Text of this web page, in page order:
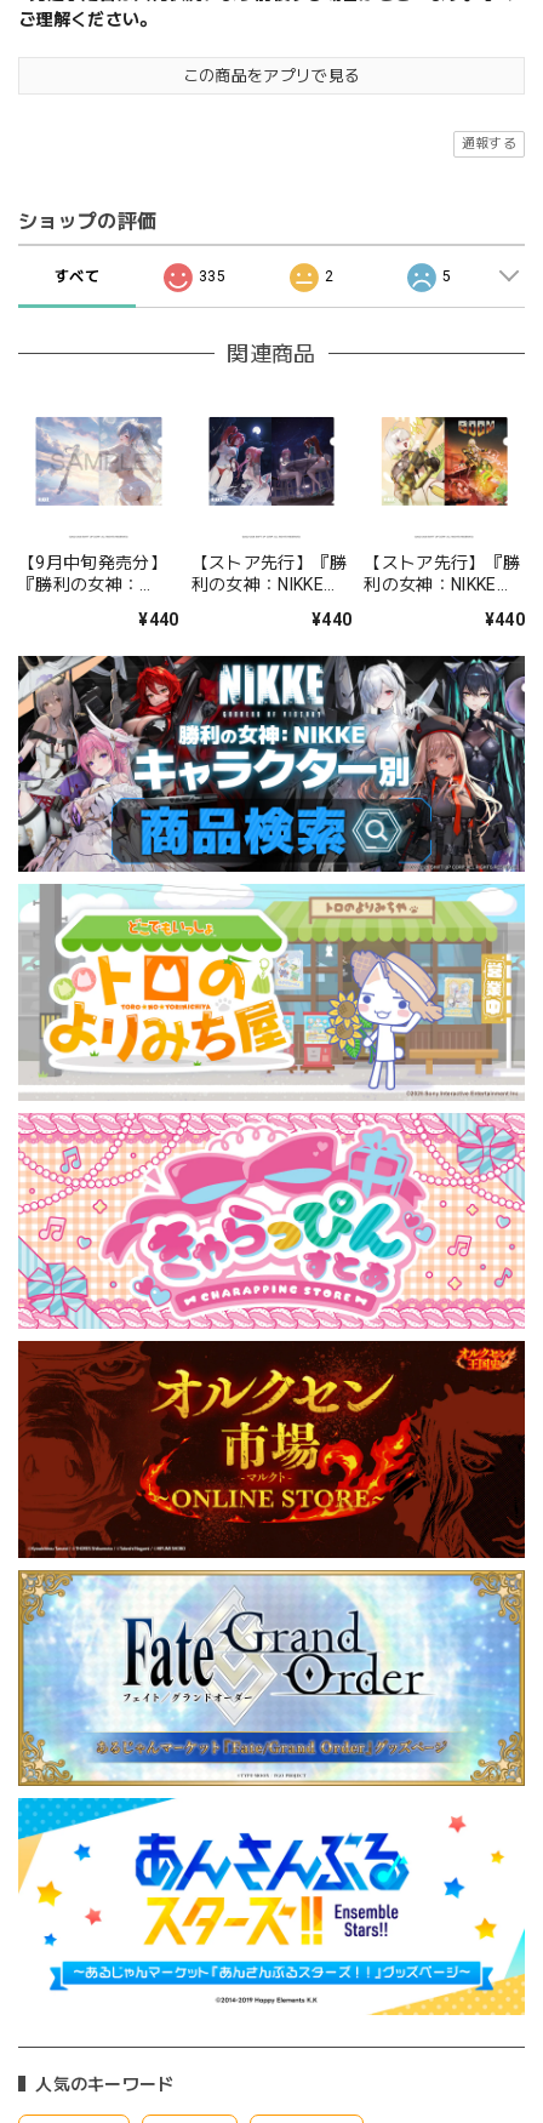
人気のキーワード
ご理解ください。
この商品をアプリで見る
通報する
ショップの評価
すべて 335 2 5
関連商品
【9月中旬発売分】
『勝利の女神：
イル シンデレラ：ク
¥440
【ストア先行】『勝
利の女神：NIKKE』
＆ラピ
¥440
【ストア先行】『勝
利の女神：NIKKE』
¥440